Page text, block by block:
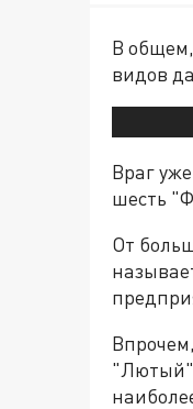
В
видов
Враг
шесть
От
"Лютый",